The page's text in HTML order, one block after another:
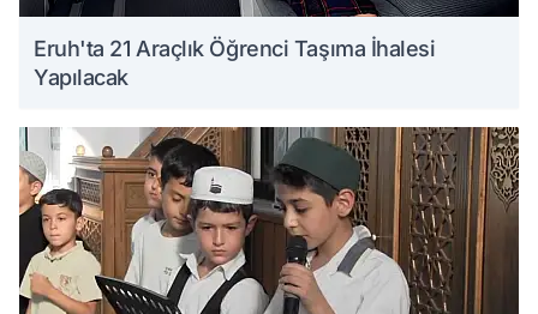
Eruh'ta 21 Araçlık Öğrenci Taşıma İhalesi
Yapılacak